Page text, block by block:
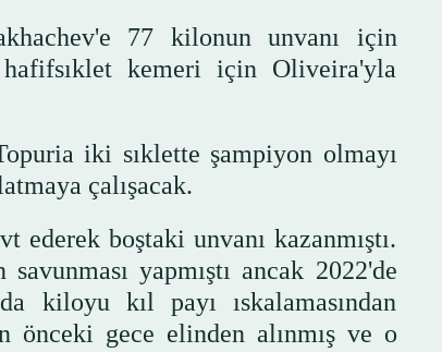
77 kilonun unvanı için
hafifsıklet kemeri için Oliveira'yla
iki sıklette şampiyon olmayı
çalışacak.
ederek boştaki unvanı kazanmıştı.
yapmıştı ancak 2022'de
kiloyu kıl payı ıskalamasından
önceki gece elinden alınmış ve o